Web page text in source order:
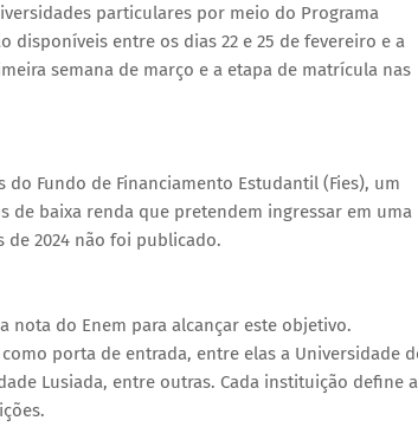
particulares por meio do Programa
disponíveis entre os dias 22 e 25 de fevereiro e a
semana de março e a etapa de matrícula nas
Fundo de Financiamento Estudantil (Fies), um
de baixa renda que pretendem ingressar em uma
de 2024 não foi publicado.
nota do Enem para alcançar este objetivo.
porta de entrada, entre elas a Universidade
Lusiada, entre outras. Cada instituição define